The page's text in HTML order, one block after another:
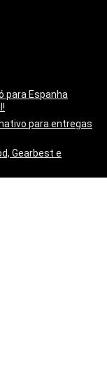
para Espanha
para entregas
Gearbest e